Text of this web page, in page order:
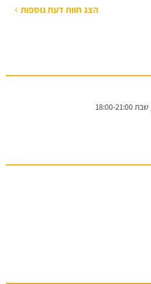
הצג חוות דעת נוספות
שבת18:00-21:00